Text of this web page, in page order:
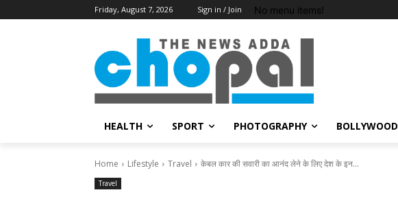
Friday, August 7, 2026 Sign in / Join No menu items!
HEALTH SPORT PHOTOGRAPHY BOLLYWOOD
Home Lifestyle Travel केबल कार की सवारी का आनंद लेने के लिए देश के इन...
Travel